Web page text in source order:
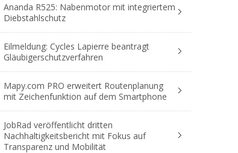
Ananda R525: Nabenmotor mit integriertem
Diebstahlschutz
Eilmeldung: Cycles Lapierre beantragt
Gläubigerschutzverfahren
Mapy.com PRO erweitert Routenplanung
mit Zeichenfunktion auf dem Smartphone
JobRad veröffentlicht dritten
Nachhaltigkeitsbericht mit Fokus auf
Transparenz und Mobilität